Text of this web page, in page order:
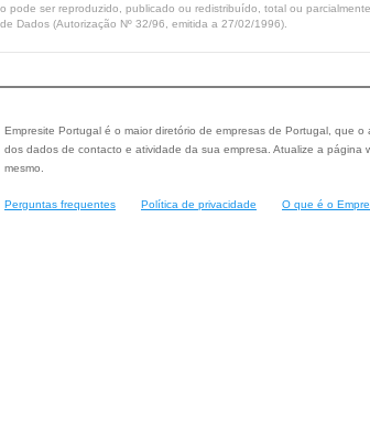
ser reproduzido, publicado ou redistribuído, total ou
Dados (Autorização Nº 32/96, emitida a 27/02/1996).
Empresite Portugal é o maior diretório de empresas de Portugal, que
dos dados de contacto e atividade da sua empresa. Atualize a página
mesmo.
Perguntas frequentes Política de privacidade O que é o